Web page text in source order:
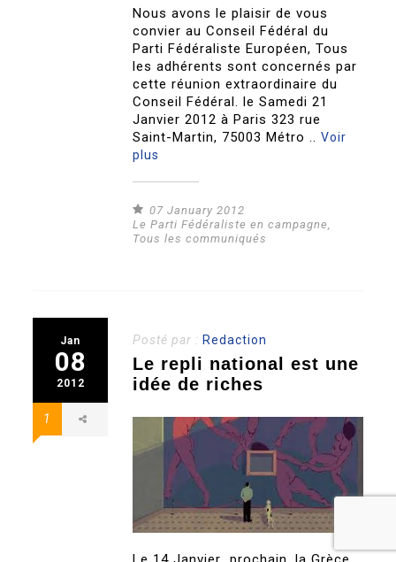
Nous avons le plaisir de vous
convier au Conseil Fédéral du
Parti Fédéraliste Européen, Tous
les adhérents sont concernés par
cette réunion extraordinaire du
Conseil Fédéral. le Samedi 21
Janvier 2012 à Paris 323 rue
Saint-Martin, 75003 Métro ..Voir
plus
07 January 2012
Le Parti Fédéraliste en campagne,
Tous les communiqués
Jan
08
2012
1
Posté par : Redaction
Le repli national est une
idée de riches